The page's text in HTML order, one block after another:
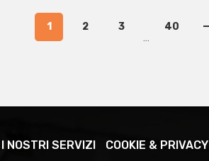
1 2
3
…
40
I NOSTRI SERVIZI COOKIE & PRIVACY